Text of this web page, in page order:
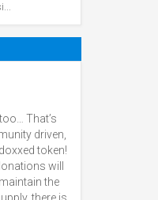
That’s
driven,
token!
will
the